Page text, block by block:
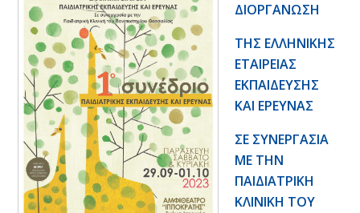
ΔΙΟΡΓΑΝΩΣΗ
ΤΗΣ ΕΛΛΗΝΙΚΗΣ
ΕΤΑΙΡΕΙΑΣ
ΕΚΠΑΙΔΕΥΣΗΣ
ΚΑΙ ΕΡΕΥΝΑΣ
ΣΕ ΣΥΝΕΡΓΑΣΙΑ
ΜΕ ΤΗΝ
ΠΑΙΔΙΑΤΡΙΚΗ
ΚΛΙΝΙΚΗ ΤΟΥ